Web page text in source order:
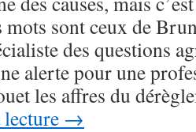
mots sont ceux de
des questions
alerte pour une
les affres du
→